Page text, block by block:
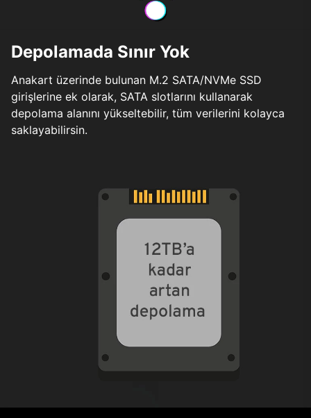
Depolamada Sınır Yok
Anakart üzerinde bulunan M.2 SATA/NVMe SSD
girişlerine ek olarak, SATA slotlarını kullanarak
depolama alanını yükseltebilir, tüm verilerini kolayca
saklayabilirsin.